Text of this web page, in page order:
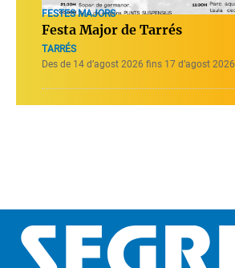
FESTES MAJORS
Festa Major de Tarrés
TARRÉS
Des de 14 d’agost 2026 fins 17 d’agost 2026